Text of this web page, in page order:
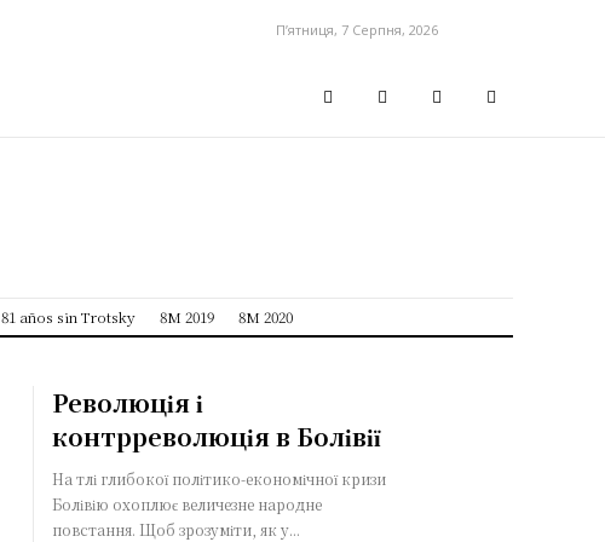
П’ятниця, 7 Серпня, 2026
81 años sin Trotsky 8M 2019 8M 2020
Революція і
контрреволюція в Болівії
На тлі глибокої політико-економічної кризи
Болівію охоплює величезне народне
повстання. Щоб зрозуміти, як у...